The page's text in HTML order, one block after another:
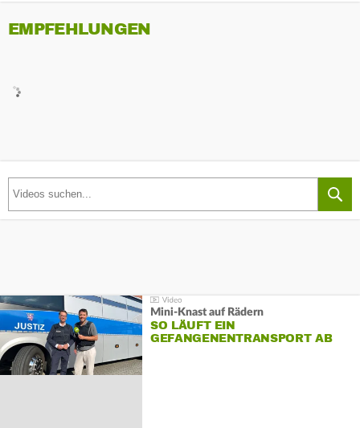
EMPFEHLUNGEN
Mini-Knast auf Rädern
SO LÄUFT EIN
GEFANGENENTRANSPORT AB